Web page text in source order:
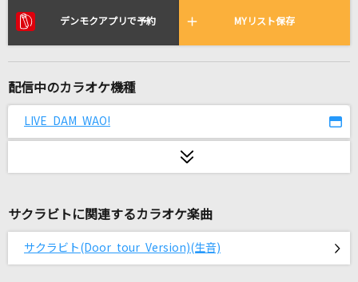
Wonderland
シャ乱Q
[生音]浪漫飛行
SEKAI NO OWARI(世界の終わり)
サヨナラの意味
デンモクアプリで予約 MYリスト保存
配信中のカラオケ機種
LIVE DAM WAO!
サクラビトに関連するカラオケ楽曲
サクラビト(Door tour Version)(生音)